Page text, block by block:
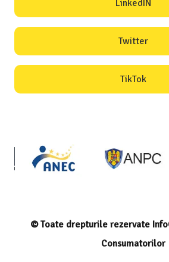
LinkedIN
Twitter
TikTok
© Toate drepturile rezervate
Consumatorilor